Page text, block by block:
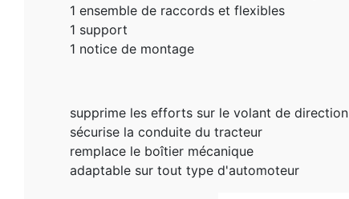
1 ensemble de raccords et flexibles
1 support
1 notice de montage
supprime les efforts sur le volant de direction
sécurise la conduite du tracteur
remplace le boîtier mécanique
adaptable sur tout type d'automoteur